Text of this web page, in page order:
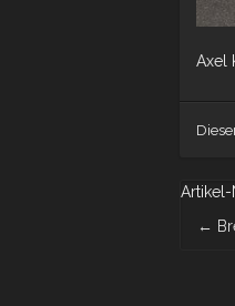
Axel
Artikel-
←